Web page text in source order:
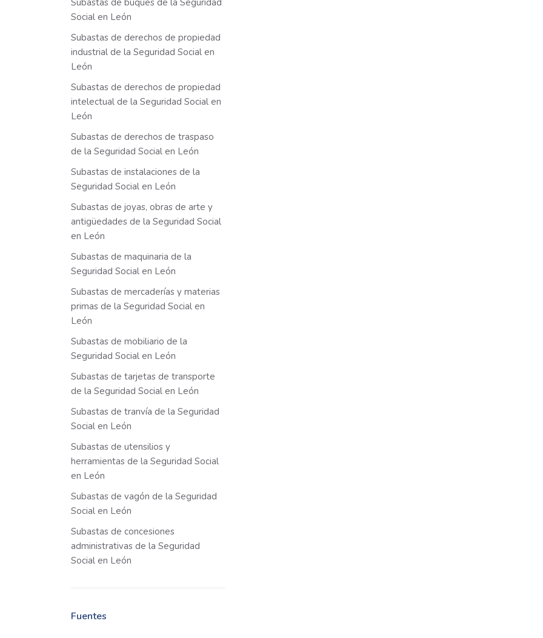
Subastas de buques de la Seguridad
Social en León
Subastas de derechos de propiedad
industrial de la Seguridad Social en
León
Subastas de derechos de propiedad
intelectual de la Seguridad Social en
León
Subastas de derechos de traspaso
de la Seguridad Social en León
Subastas de instalaciones de la
Seguridad Social en León
Subastas de joyas, obras de arte y
antigüedades de la Seguridad Social
en León
Subastas de maquinaria de la
Seguridad Social en León
Subastas de mercaderías y materias
primas de la Seguridad Social en
León
Subastas de mobiliario de la
Seguridad Social en León
Subastas de tarjetas de transporte
de la Seguridad Social en León
Subastas de tranvía de la Seguridad
Social en León
Subastas de utensilios y
herramientas de la Seguridad Social
en León
Subastas de vagón de la Seguridad
Social en León
Subastas de concesiones
administrativas de la Seguridad
Social en León
Fuentes